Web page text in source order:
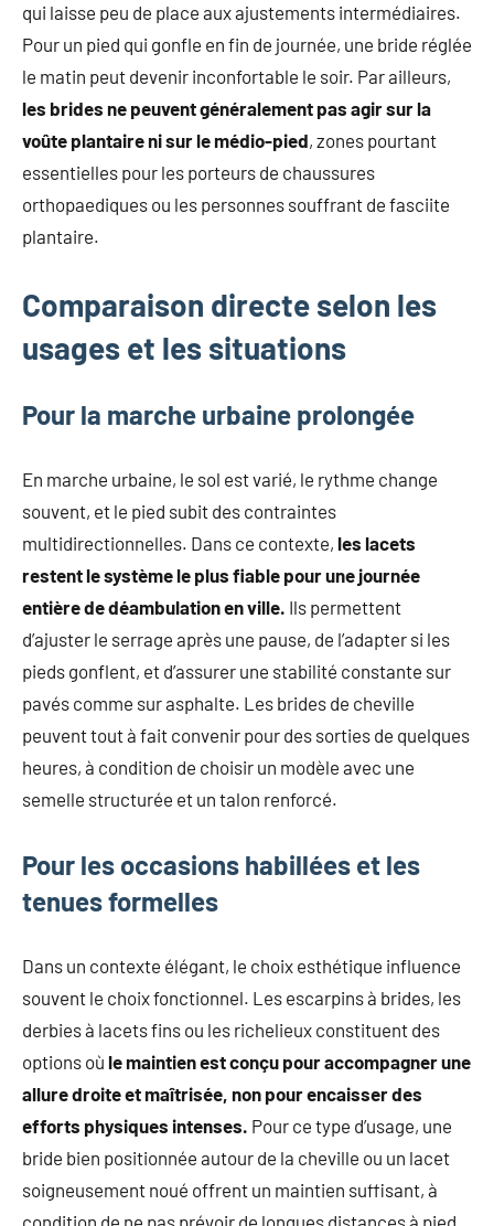
qui laisse peu de place aux ajustements intermédiaires.
Pour un pied qui gonfle en fin de journée, une bride réglée
le matin peut devenir inconfortable le soir. Par ailleurs,
les brides ne peuvent généralement pas agir sur la
voûte plantaire ni sur le médio-pied, zones pourtant
essentielles pour les porteurs de chaussures
orthopaediques ou les personnes souffrant de fasciite
plantaire.
Comparaison directe selon les
usages et les situations
Pour la marche urbaine prolongée
En marche urbaine, le sol est varié, le rythme change
souvent, et le pied subit des contraintes
multidirectionnelles. Dans ce contexte, les lacets
restent le système le plus fiable pour une journée
entière de déambulation en ville. Ils permettent
d’ajuster le serrage après une pause, de l’adapter si les
pieds gonflent, et d’assurer une stabilité constante sur
pavés comme sur asphalte. Les brides de cheville
peuvent tout à fait convenir pour des sorties de quelques
heures, à condition de choisir un modèle avec une
semelle structurée et un talon renforcé.
Pour les occasions habillées et les
tenues formelles
Dans un contexte élégant, le choix esthétique influence
souvent le choix fonctionnel. Les escarpins à brides, les
derbies à lacets fins ou les richelieux constituent des
options où le maintien est conçu pour accompagner une
allure droite et maîtrisée, non pour encaisser des
efforts physiques intenses. Pour ce type d’usage, une
bride bien positionnée autour de la cheville ou un lacet
soigneusement noué offrent un maintien suffisant, à